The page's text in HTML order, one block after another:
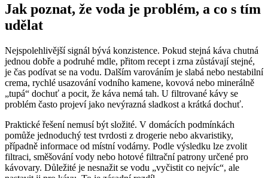
Jak poznat, že voda je problém, a co s tím
udělat
Nejspolehlivější signál bývá konzistence. Pokud stejná káva chutná
jednou dobře a podruhé mdle, přitom recept i zrna zůstávají stejné,
je čas podívat se na vodu. Dalším varováním je slabá nebo nestabilní
crema, rychlé usazování vodního kamene, kovová nebo minerálně
„tupá“ dochuť a pocit, že káva nemá tah. U filtrované kávy se
problém často projeví jako nevýrazná sladkost a krátká dochuť.
Praktické řešení nemusí být složité. V domácích podmínkách
pomůže jednoduchý test tvrdosti z drogerie nebo akvaristiky,
případně informace od místní vodárny. Podle výsledku lze zvolit
filtraci, směšování vody nebo hotové filtrační patrony určené pro
kávovary. Důležité je nesnažit se vodu „vyčistit co nejvíc“, ale